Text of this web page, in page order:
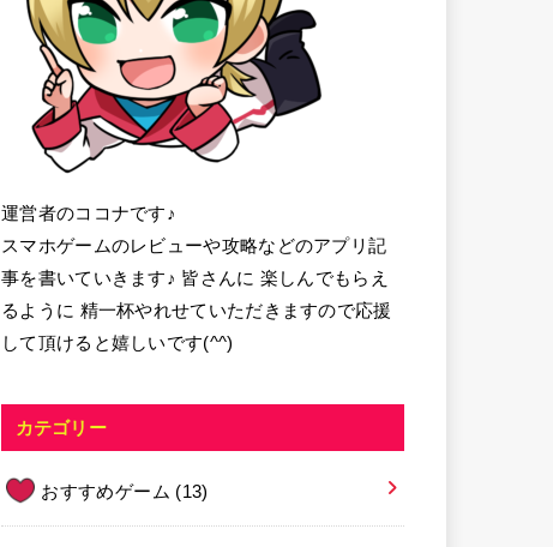
運営者のココナです♪
スマホゲームのレビューや攻略などのアプリ記
事を書いていきます♪ 皆さんに 楽しんでもらえ
るように 精一杯やれせていただきますので応援
して頂けると嬉しいです(^^)
カテゴリー
おすすめゲーム (13)